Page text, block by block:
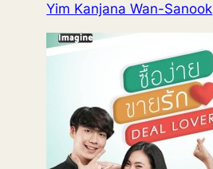
Yim Kanjana Wan-Sanook